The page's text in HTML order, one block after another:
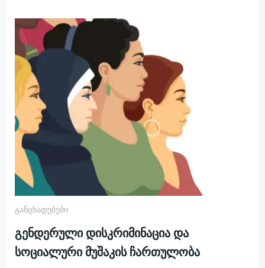
Განცხადებები
გენდერული დისკრიმინაცია და
სოციალური მუშაკის ჩართულობა